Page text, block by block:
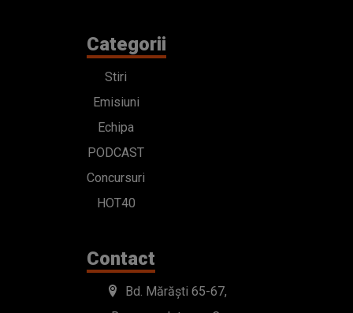
Categorii
Stiri
Emisiuni
Echipa
PODCAST
Concursuri
HOT40
Contact
Bd. Mărăști 65-67,